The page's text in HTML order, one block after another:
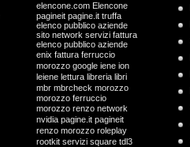
elencone.com Elencone
pagineit pagine.it truffa
elenco pubblico aziende
sito network servizi fattura
elenco pubblico aziende
enix fattura ferruccio
morozzo google iene ion
leiene lettura libreria libri
mbr mbrcheck morozzo
morozzo ferruccio
morozzo renzo network
nvidia pagine.it pagineit
renzo morozzo roleplay
rootkit servizi square tdl3